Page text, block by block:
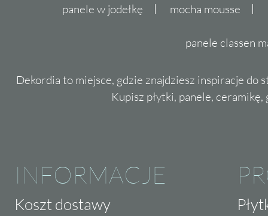
panele w jodełkę mocha mousse
panele classen
Dekordia to miejsce, gdzie znajdziesz inspiracje do
Kupisz płytki, panele,
INFORMACJE
Koszt dostawy